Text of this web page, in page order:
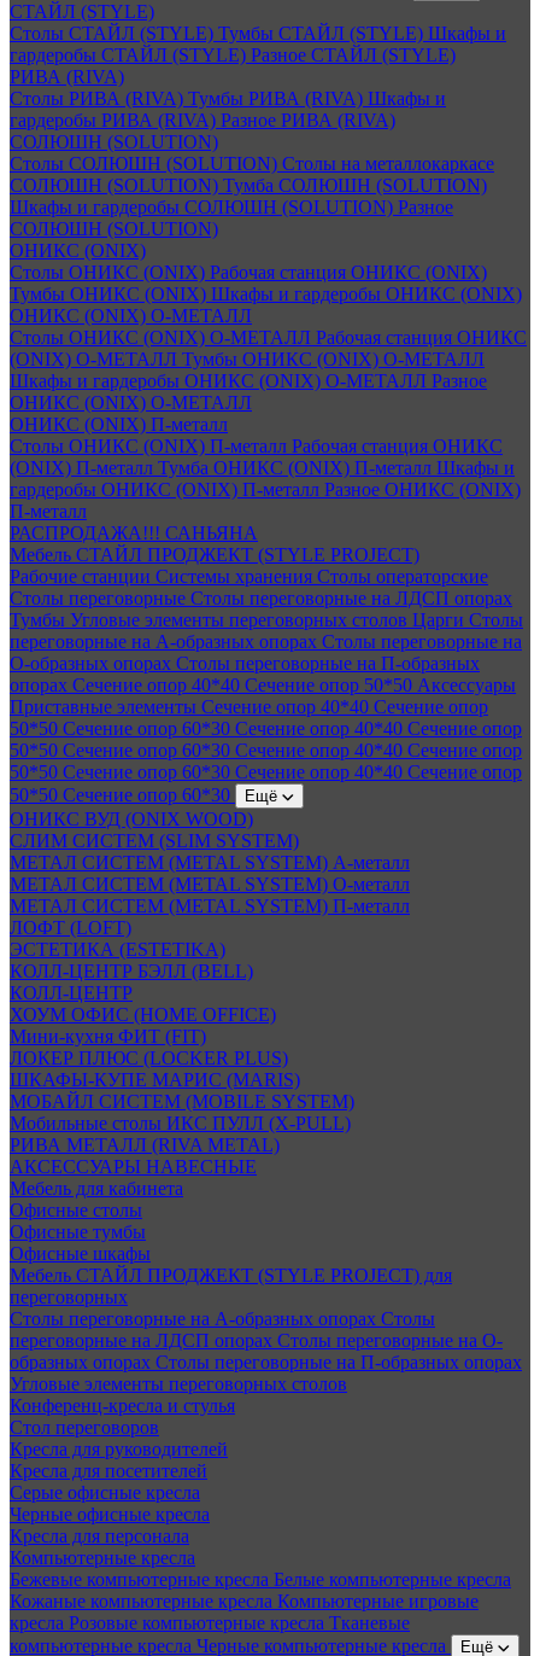
СТАЙЛ (STYLE)
Столы СТАЙЛ (STYLE) Тумбы СТАЙЛ (STYLE) Шкафы и
гардеробы СТАЙЛ (STYLE) Разное СТАЙЛ (STYLE)
РИВА (RIVA)
Столы РИВА (RIVA) Тумбы РИВА (RIVA) Шкафы и
гардеробы РИВА (RIVA) Разное РИВА (RIVA)
СОЛЮШН (SOLUTION)
Столы СОЛЮШН (SOLUTION) Столы на металлокаркасе
СОЛЮШН (SOLUTION) Тумба СОЛЮШН (SOLUTION)
Шкафы и гардеробы СОЛЮШН (SOLUTION) Разное
СОЛЮШН (SOLUTION)
ОНИКС (ONIX)
Столы ОНИКС (ONIX) Рабочая станция ОНИКС (ONIX)
Тумбы ОНИКС (ONIX) Шкафы и гардеробы ОНИКС (ONIX)
ОНИКС (ONIX) O-МЕТАЛЛ
Столы ОНИКС (ONIX) O-МЕТАЛЛ Рабочая станция ОНИКС
(ONIX) O-МЕТАЛЛ Тумбы ОНИКС (ONIX) O-МЕТАЛЛ
Шкафы и гардеробы ОНИКС (ONIX) O-МЕТАЛЛ Разное
ОНИКС (ONIX) O-МЕТАЛЛ
ОНИКС (ONIX) П-металл
Столы ОНИКС (ONIX) П-металл Рабочая станция ОНИКС
(ONIX) П-металл Тумба ОНИКС (ONIX) П-металл Шкафы и
гардеробы ОНИКС (ONIX) П-металл Разное ОНИКС (ONIX)
П-металл
РАСПРОДАЖА!!! САНЬЯНА
Мебель СТАЙЛ ПРОДЖЕКТ (STYLE PROJECT)
Рабочие станции Системы хранения Столы операторские
Столы переговорные Столы переговорные на ЛДСП опорах
Тумбы Угловые элементы переговорных столов Царги Столы
переговорные на А-образных опорах Столы переговорные на
О-образных опорах Столы переговорные на П-образных
опорах Сечение опор 40*40 Сечение опор 50*50 Аксессуары
Приставные элементы Сечение опор 40*40 Сечение опор
50*50 Сечение опор 60*30 Сечение опор 40*40 Сечение опор
50*50 Сечение опор 60*30 Сечение опор 40*40 Сечение опор
50*50 Сечение опор 60*30 Сечение опор 40*40 Сечение опор
50*50 Сечение опор 60*30 Ещё
ОНИКС ВУД (ONIX WOOD)
СЛИМ СИСТЕМ (SLIM SYSTEM)
МЕТАЛ СИСТЕМ (METAL SYSTEM) А-металл
МЕТАЛ СИСТЕМ (METAL SYSTEM) О-металл
МЕТАЛ СИСТЕМ (METAL SYSTEM) П-металл
ЛОФТ (LOFT)
ЭСТЕТИКА (ESTETIKA)
КОЛЛ-ЦЕНТР БЭЛЛ (BELL)
КОЛЛ-ЦЕНТР
ХОУМ ОФИС (HOME OFFICE)
Мини-кухня ФИТ (FIT)
ЛОКЕР ПЛЮС (LOCKER PLUS)
ШКАФЫ-КУПЕ МАРИС (MARIS)
МОБАЙЛ СИСТЕМ (MOBILE SYSTEM)
Мобильные столы ИКС ПУЛЛ (X-PULL)
РИВА МЕТАЛЛ (RIVA METAL)
АКСЕССУАРЫ НАВЕСНЫЕ
Мебель для кабинета
Офисные столы
Офисные тумбы
Офисные шкафы
Мебель СТАЙЛ ПРОДЖЕКТ (STYLE PROJECT) для
переговорных
Столы переговорные на А-образных опорах Столы
переговорные на ЛДСП опорах Столы переговорные на О-
образных опорах Столы переговорные на П-образных опорах
Угловые элементы переговорных столов
Конференц-кресла и стулья
Стол переговоров
Кресла для руководителей
Кресла для посетителей
Серые офисные кресла
Черные офисные кресла
Кресла для персонала
Компьютерные кресла
Бежевые компьютерные кресла Белые компьютерные кресла
Кожаные компьютерные кресла Компьютерные игровые
кресла Розовые компьютерные кресла Тканевые
компьютерные кресла Черные компьютерные кресла Ещё